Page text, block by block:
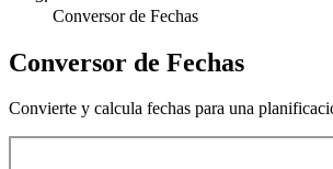
Conversor de Fechas
Conversor de Fechas
Convierte y calcula fechas para una